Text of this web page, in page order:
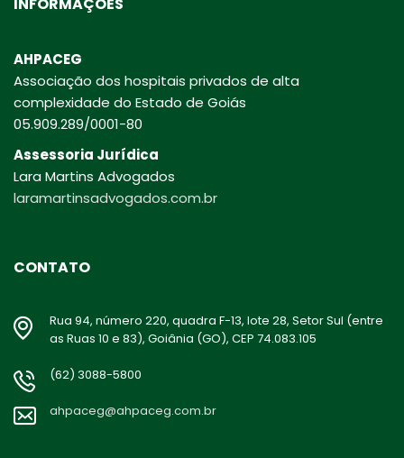
AHPACEG
Associação dos hospitais privados de alta
complexidade do Estado de Goiás
05.909.289/0001-80
Assessoria Jurídica
Lara Martins Advogados
laramartinsadvogados.com.br
CONTATO
Rua 94, número 220, quadra F-13, lote 28, Setor Sul (entre
as Ruas 10 e 83), Goiânia (GO), CEP 74.083.105
(62) 3088-5800
ahpaceg@ahpaceg.com.br